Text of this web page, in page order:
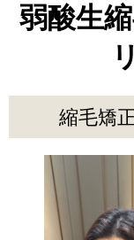
弱酸生
縮毛矯